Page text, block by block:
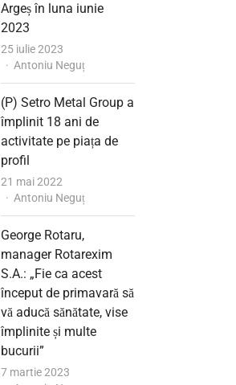
Argeș în luna iunie
2023
25 iulie 2023
Author
Antoniu Neguț
(P) Setro Metal Group a
împlinit 18 ani de
activitate pe piața de
profil
21 mai 2022
Author
Antoniu Neguț
George Rotaru,
manager Rotarexim
S.A.: „Fie ca acest
început de primavară să
vă aducă sănătate, vise
împlinite și multe
bucurii”
7 martie 2023